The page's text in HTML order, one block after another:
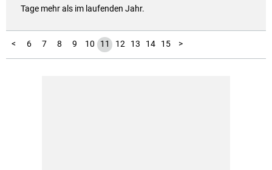
Tage mehr als im laufenden Jahr.
<
1
2
3
4
5 6 7 8 9 10 11 12 13 14 15
16
17
18
19
20
21
22
23
24
25
26
27
28
29
30
31
32
33
34
35 >